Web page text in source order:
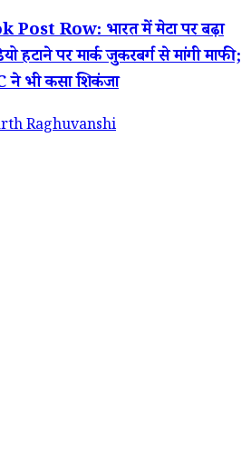
Row: भारत में मेटा पर बढ़ा
हटाने पर मार्क जुकरबर्ग से मांगी माफी;
ने भी कसा शिकंजा
Raghuvanshi